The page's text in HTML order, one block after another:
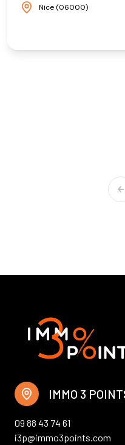
Nice (06000)
IMMO 3
09 88 43 74 61
i3p@immo3points.com